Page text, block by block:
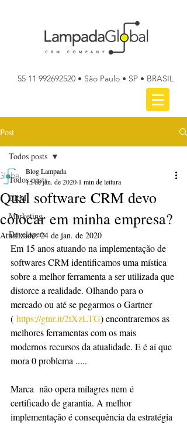
55 11 992692520 • São Paulo • SP • BRASIL
Post
Todos posts
CRM
Marketing
Developers
Todos posts
Qual software CRM devo
colocar em minha empresa?
Blog Lampada
15 de jan. de 2020 1 min de leitura
Atualizado:24 de jan. de 2020
Em 15 anos atuando na implementação de
softwares CRM identificamos uma mística
sobre a melhor ferramenta a ser utilizada que
distorce a realidade. Olhando para o
mercado ou até se pegarmos o Gartner
( https://gtnr.it/2tXzLTG) encontraremos as
melhores ferramentas com os mais
modernos recursos da atualidade. E é aí que
mora 0 problema .....
Marca  não opera milagres nem é
certificado de garantia. A melhor
implementação é consequência da estratégia